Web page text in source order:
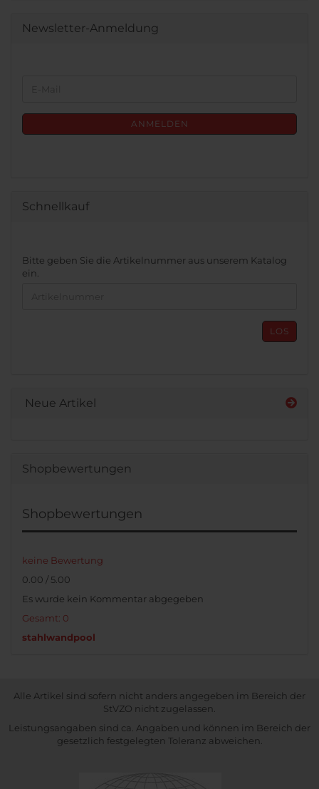
Newsletter-Anmeldung
ANMELDEN
Schnellkauf
BITTE
GEBEN
Bitte geben Sie die Artikelnummer aus unserem Katalog
ein.
LOS
Neue Artikel
Shopbewertungen
Shopbewertungen
keine Bewertung
0.00 / 5.00
Es wurde kein Kommentar abgegeben
Gesamt: 0
stahlwandpool
Alle Artikel sind sofern nicht anders angegeben im Bereich der
StVZO nicht zugelassen.
Leistungsangaben sind ca. Angaben und können im Bereich der
gesetzlich festgelegten Toleranz abweichen.